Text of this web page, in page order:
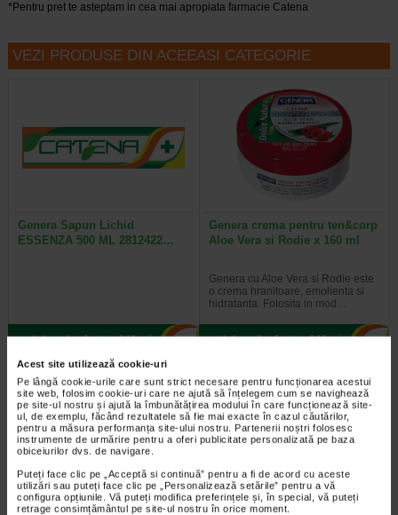
Acest site utilizează cookie-uri
Pe lângă cookie-urile care sunt strict necesare pentru funcționarea acestui
site web, folosim cookie-uri care ne ajută să înțelegem cum se navighează
pe site-ul nostru și ajută la îmbunătățirea modului în care funcționează site-
ul, de exemplu, făcând rezultatele să fie mai exacte în cazul căutărilor,
pentru a măsura performanța site-ului nostru. Partenerii noștri folosesc
instrumente de urmărire pentru a oferi publicitate personalizată pe baza
obiceiurilor dvs. de navigare.
Puteți face clic pe „Acceptă si continuă” pentru a fi de acord cu aceste
utilizări sau puteți face clic pe „Personalizează setările” pentru a vă
configura opțiunile. Vă puteți modifica preferințele și, în special, vă puteți
retrage consimțământul pe site-ul nostru în orice moment.
*Pentru pret te asteptam in cea mai apropiata farmacie Catena
VEZI PRODUSE DIN ACEEASI CATEGORIE
Genera Sapun Lichid
ESSENZA 500 ML 2812422…
Genera crema pentru ten&corp
Aloe Vera si Rodie x 160 ml
Genera cu Aloe Vera si Rodie este
o crema hranitoare, emolienta si
hidratanta. Folosita in mod…
Plătești 2, primești 3 Plătești 2, primești 3